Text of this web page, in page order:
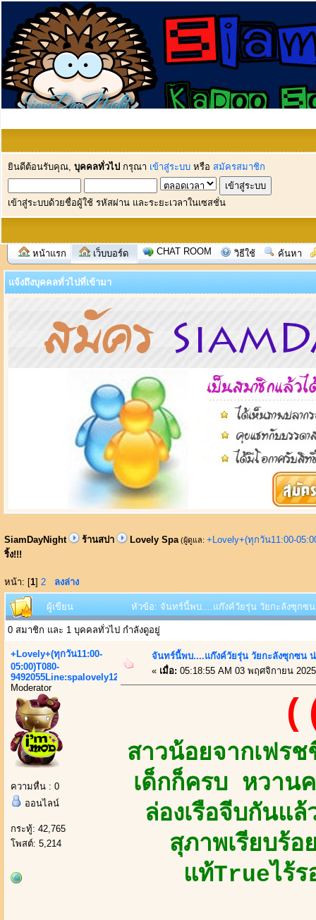
ยินดีต้อนรับคุณ, บุคคลทั่วไป กรุณา เข้าสู่ระบบ หรือ สมัครสมาชิก
เข้าสู่ระบบด้วยชื่อผู้ใช้ รหัสผ่าน และระยะเวลาในเซสชั่น
หน้าแรก เว็บบอร์ด CHAT ROOM วิธีใช้ ค้นหา
แจ้งถึงบุคคลทั่วไปที่เข้ามา
SiamDayNight ร้านสปา Lovely Spa (ผู้ดูแล: +Lovely+(ทุกวัน11:00-
ริ้ง!!!
หน้า: [1] 2 ลงล่าง
ผู้เขียน หัวข้อ: จันทร์นี้พบ....แก๊งค์วัยรุ่น วัยกะลังซุกซ
0 สมาชิก และ 1 บุคคลทั่วไป กำลังดูอยู่
+Lovely+(ทุกวัน11:00-
05:00)T080-
9492055Line:spalovely123
Moderator
ความหื่น : 0
ออนไลน์
กระทู้: 42,765
โพสต์: 5,214
จันทร์นี้พบ....แก๊งค์วัยรุ่น วัยกะลังซุกซน น่
« เมื่อ: 05:18:55 AM 03 พฤศจิกายน
สาวน้อยจากเฟ
เด็กก็ครบ หวาน
ล่องเรือจีบกันแ
สุภาพเรียบร้
แท้Trueไร้